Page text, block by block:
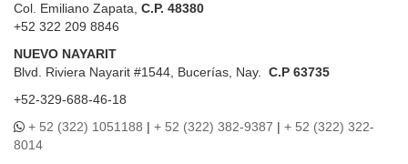
Col. Emiliano Zapata, C.P. 48380
+52 322 209 8846
NUEVO NAYARIT
Blvd.
Riviera Nayarit #1544, Bucerías, Nay. C.P 63735
+52-329-688-46-18
+ 52 (322) 1051188 | + 52 (322) 382-9387 | + 52 (322) 322-
8014